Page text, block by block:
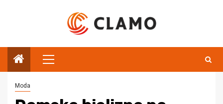
Menu
główne
Moda